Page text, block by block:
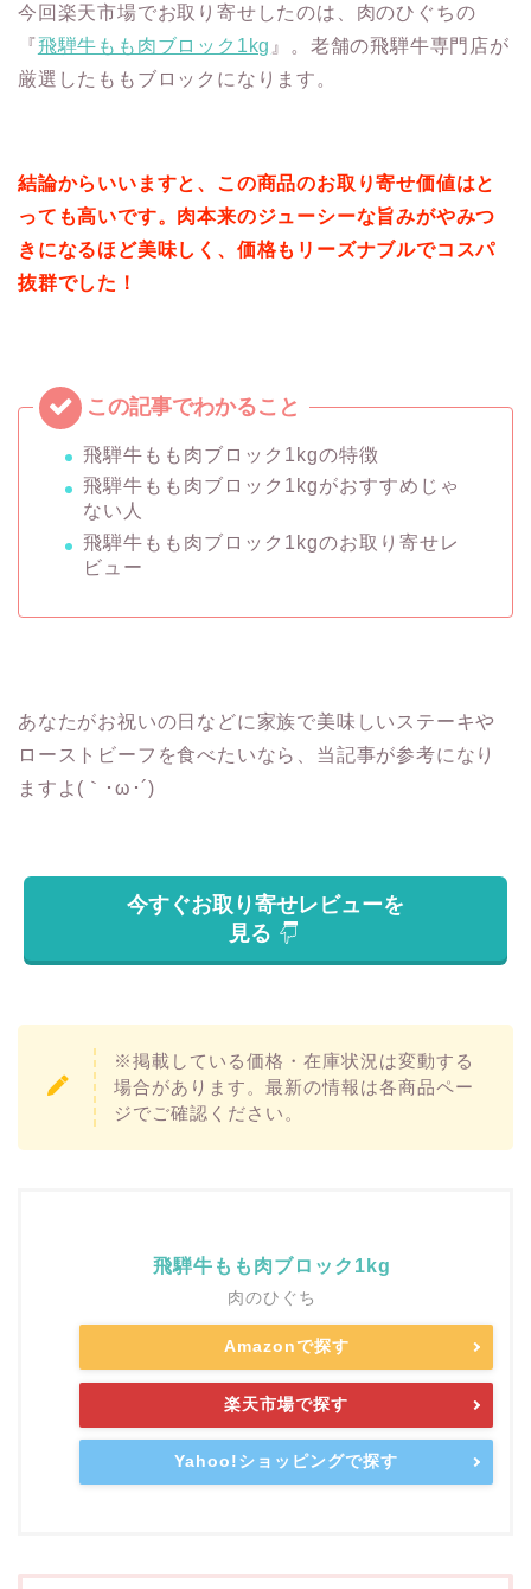
今回楽天市場でお取り寄せしたのは、肉のひぐちの
『飛騨牛もも肉ブロック1kg 』。老舗の飛騨牛専門店が
厳選したももブロックになります。
結論からいいますと、この商品のお取り寄せ価値はと
っても高いです。肉本来のジューシーな旨みがやみつ
きになるほど美味しく、価格もリーズナブルでコスパ
抜群でした！
飛騨牛もも肉ブロック1kgの特徴
飛騨牛もも肉ブロック1kgがおすすめじゃ
ない人
飛騨牛もも肉ブロック1kgのお取り寄せレ
ビュー
あなたがお祝いの日などに家族で美味しいステーキや
ローストビーフを食べたいなら、当記事が参考になり
ますよ(｀･ω･´)ゞ
今すぐお取り寄せレビューを
見る
※掲載している価格・在庫状況は変動する
場合があります。最新の情報は各商品ペー
ジでご確認ください。
飛騨牛もも肉ブロック1kg
肉のひぐち
Amazonで探す
楽天市場で探す
Yahoo!ショッピングで探す